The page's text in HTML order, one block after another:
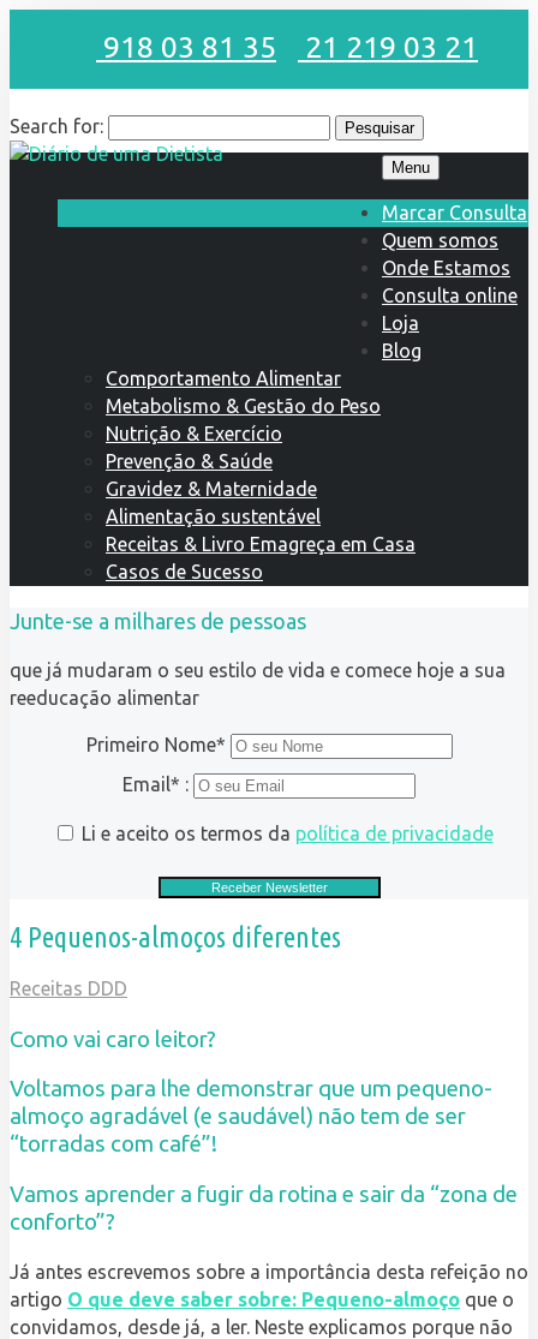
918 03 81 35 21 219 03 21
Search for:
Menu
Marcar Consulta
Quem somos
Onde Estamos
Consulta online
Loja
Blog
Comportamento Alimentar
Metabolismo & Gestão do Peso
Nutrição & Exercício
Prevenção & Saúde
Gravidez & Maternidade
Alimentação sustentável
Receitas & Livro Emagreça em Casa
Casos de Sucesso
Junte-se a milhares de pessoas
que já mudaram o seu estilo de vida e comece hoje a sua
reeducação alimentar
Primeiro Nome*
Email* :
Li e aceito os termos da política de privacidade
4 Pequenos-almoços diferentes
Receitas DDD
Como vai caro leitor?
Voltamos para lhe demonstrar que um pequeno-
almoço agradável (e saudável) não tem de ser
“torradas com café”!
Vamos aprender a fugir da rotina e sair da “zona de
conforto”?
Já antes escrevemos sobre a importância desta refeição no
artigo O que deve saber sobre: Pequeno-almoço que o
convidamos, desde já, a ler. Neste explicamos porque não